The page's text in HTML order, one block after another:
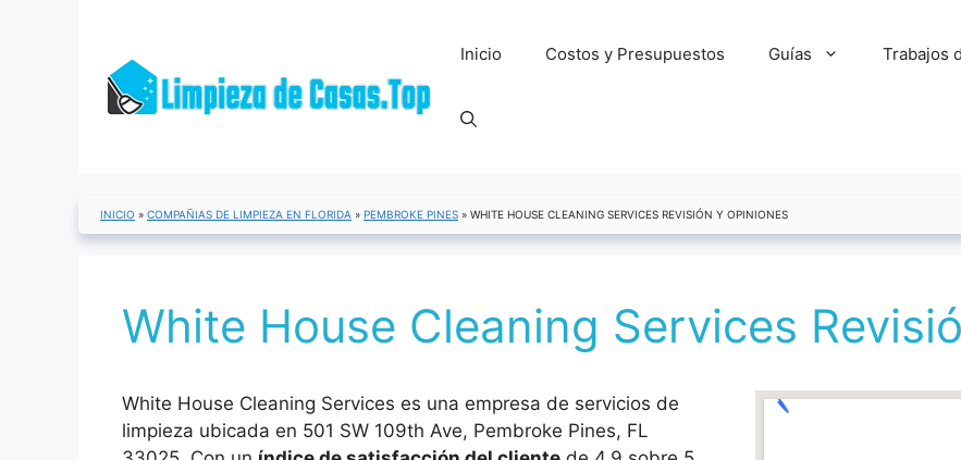
Inicio Costos y Presupuestos Guías Trabajos
INICIO » COMPAÑIAS DE LIMPIEZA EN FLORIDA » PEMBROKE PINES » WHITE HOUSE CLEANING SERVICES REVISIÓN Y OPINIONES
White House Cleaning Services
White House Cleaning Services es una empresa de servicios de
limpieza ubicada en 501 SW 109th Ave, Pembroke Pines, FL